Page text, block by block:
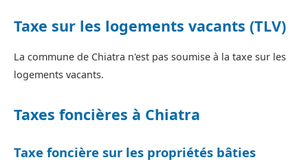
Taxe sur les logements vacants (TLV)
La commune de Chiatra n'est pas soumise à la taxe sur les
logements vacants.
Taxes foncières à Chiatra
Taxe foncière sur les propriétés bâties